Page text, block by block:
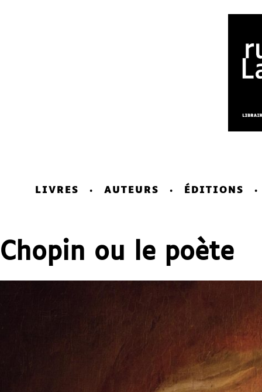
LIVRES AUTEURS ÉDITIONS
Chopin ou le poète